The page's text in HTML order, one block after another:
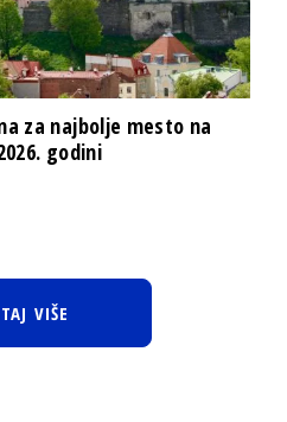
za najbolje mesto na
godini
VIŠE